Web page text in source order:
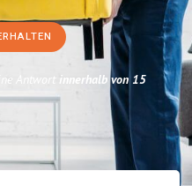
Antwort innerhalb von 15